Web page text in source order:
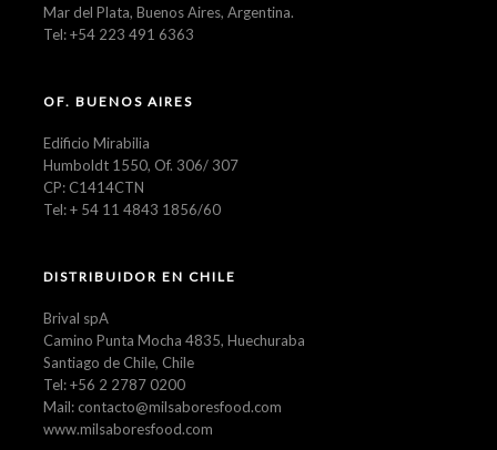
Mar del Plata, Buenos Aires, Argentina.
Tel: +54 223 491 6363
OF. BUENOS AIRES
Edificio Mirabilia
Humboldt 1550, Of. 306/ 307
CP: C1414CTN
Tel: + 54 11 4843 1856/60
DISTRIBUIDOR EN CHILE
Brival spA
Camino Punta Mocha 4835, Huechuraba
Santiago de Chile, Chile
Tel: +56 2 2787 0200
Mail: contacto@milsaboresfood.com
www.milsaboresfood.com